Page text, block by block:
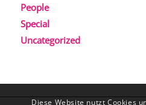
People
Special
Uncategorized
Diese Website nutzt Cookies